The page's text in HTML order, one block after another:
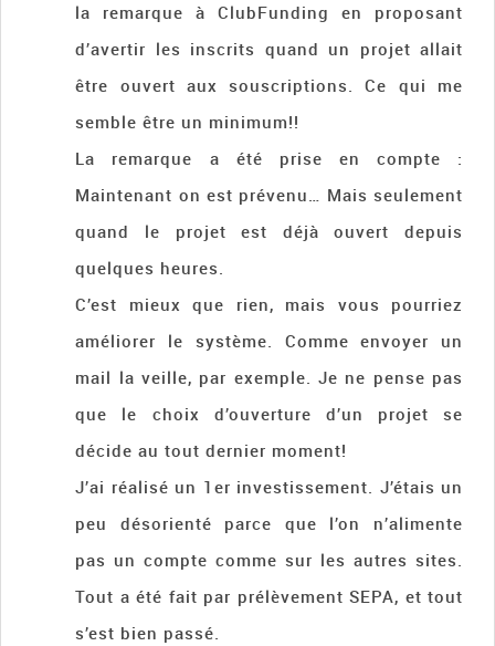
la remarque à ClubFunding en proposant
d’avertir les inscrits quand un projet allait
être ouvert aux souscriptions. Ce qui me
semble être un minimum!!
La remarque a été prise en compte :
Maintenant on est prévenu… Mais seulement
quand le projet est déjà ouvert depuis
quelques heures.
C’est mieux que rien, mais vous pourriez
améliorer le système. Comme envoyer un
mail la veille, par exemple. Je ne pense pas
que le choix d’ouverture d’un projet se
décide au tout dernier moment!
J’ai réalisé un 1er investissement. J’étais un
peu désorienté parce que l’on n’alimente
pas un compte comme sur les autres sites.
Tout a été fait par prélèvement SEPA, et tout
s’est bien passé.